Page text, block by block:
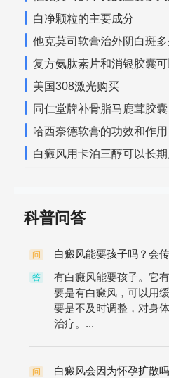
白净颗粒的主要成分
他克莫司软膏治外阴白斑
复方氨肽素片和消银胶囊
美国308激光购买
同仁堂牌补骨脂马鹿茸胶囊
哈西奈德软膏的功效和作用
白癜风用卡泊三醇可以长
科普问答
问 白癜风能要孩子吗？会
答
有白癜风能要孩子。它
要是有白癜风，可以用
要是不及时调整，对身
治疗。...
问 白癜风会因为怀孕扩散吗